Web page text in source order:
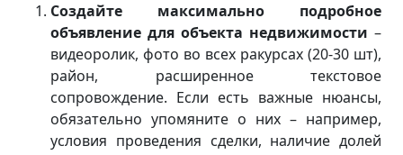
Создайте максимально подробное
объявление для объекта недвижимости –
видеоролик, фото во всех ракурсах (20-30 шт),
район, расширенное текстовое
сопровождение. Если есть важные нюансы,
обязательно упомяните о них – например,
условия проведения сделки, наличие долей